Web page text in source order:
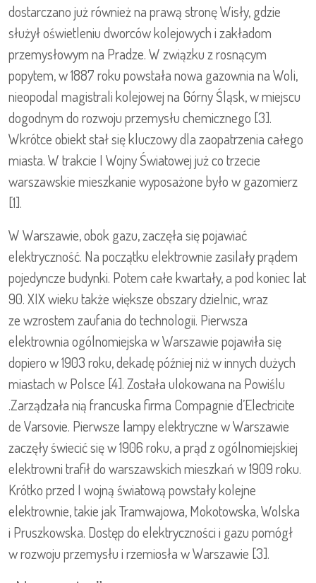
dostarczano już również na prawą stronę Wisły, gdzie
służył oświetleniu dworców kolejowych i zakładom
przemysłowym na Pradze. W związku z rosnącym
popytem, w 1887 roku powstała nowa gazownia na Woli,
nieopodal magistrali kolejowej na Górny Śląsk, w miejscu
dogodnym do rozwoju przemysłu chemicznego [3].
Wkrótce obiekt stał się kluczowy dla zaopatrzenia całego
miasta. W trakcie I Wojny Światowej już co trzecie
warszawskie mieszkanie wyposażone było w gazomierz
[1].
W Warszawie, obok gazu, zaczęła się pojawiać
elektryczność. Na początku elektrownie zasilały prądem
pojedyncze budynki. Potem całe kwartały, a pod koniec lat
90. XIX wieku także większe obszary dzielnic, wraz
ze wzrostem zaufania do technologii. Pierwsza
elektrownia ogólnomiejska w Warszawie pojawiła się
dopiero w 1903 roku, dekadę później niż w innych dużych
miastach w Polsce [4]. Została ulokowana na Powiślu
.Zarządzała nią francuska firma Compagnie d’Electricite
de Varsovie. Pierwsze lampy elektryczne w Warszawie
zaczęły świecić się w 1906 roku, a prąd z ogólnomiejskiej
elektrowni trafił do warszawskich mieszkań w 1909 roku.
Krótko przed I wojną światową powstały kolejne
elektrownie, takie jak Tramwajowa, Mokotowska, Wolska
i Pruszkowska. Dostęp do elektryczności i gazu pomógł
w rozwoju przemysłu i rzemiosła w Warszawie [3].